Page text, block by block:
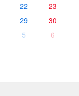
22
23
29
30
5 6